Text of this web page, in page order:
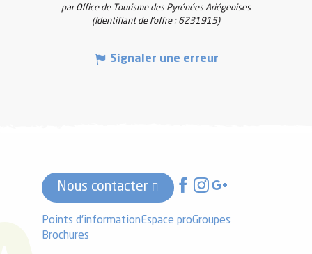
par Office de Tourisme des Pyrénées Ariégeoises
(Identifiant de l'offre : 6231915)
Signaler une erreur
Nous contacter
Points d'informationEspace proGroupes
Brochures